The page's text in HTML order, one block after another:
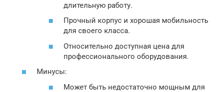
длительную работу.
Прочный корпус и хорошая мобильность
для своего класса.
Относительно доступная цена для
профессионального оборудования.
Минусы:
Может быть недостаточно мощным для